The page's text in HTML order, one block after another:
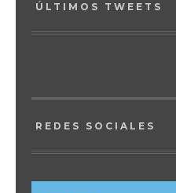
ÚLTIMOS TWEETS
REDES SOCIALES